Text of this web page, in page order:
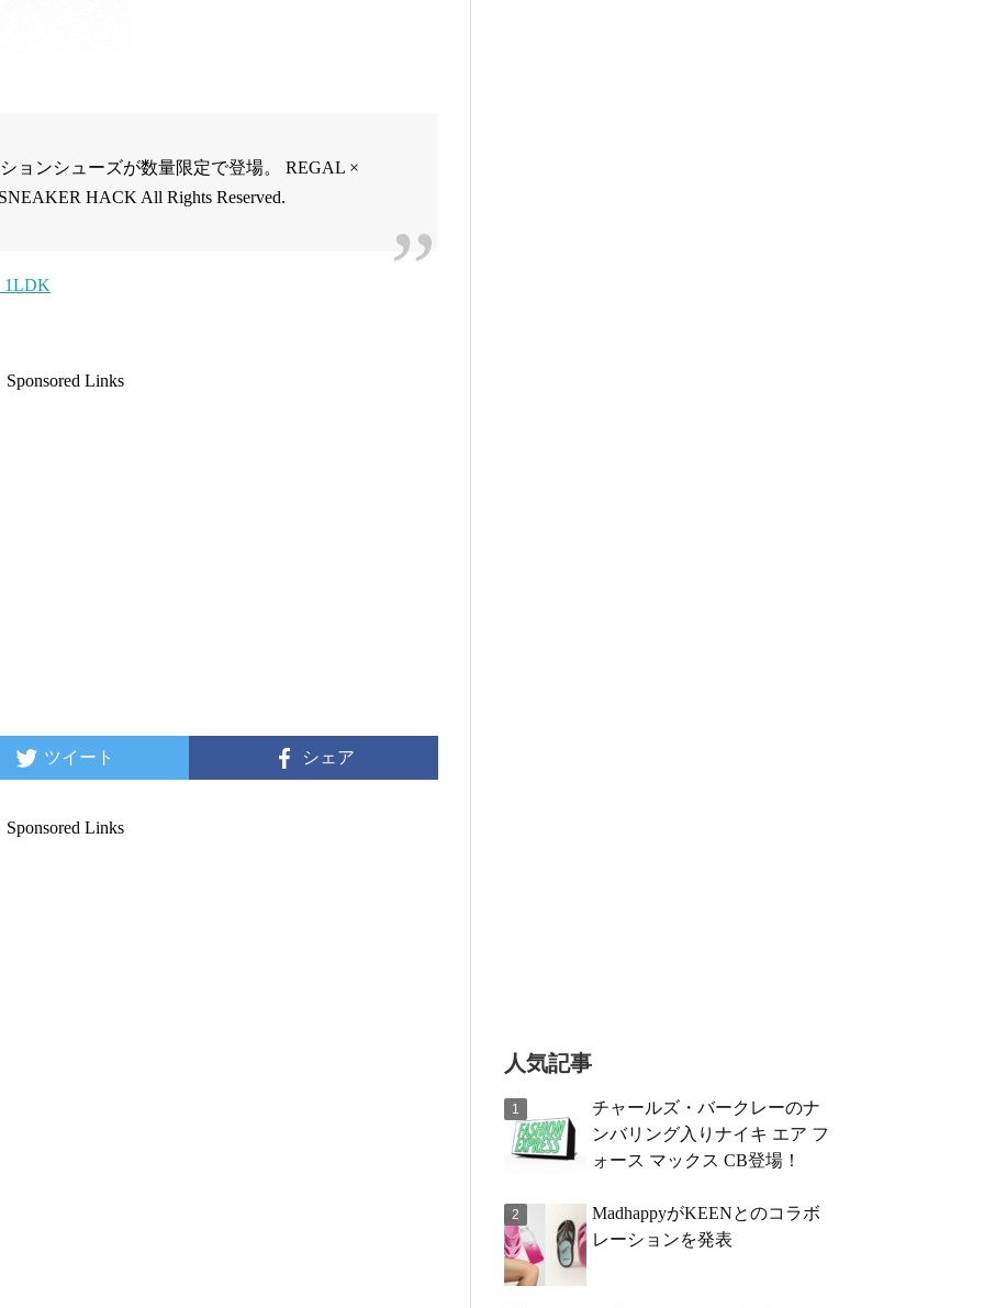
ョンシューズが数量限定で登場。 REGAL ×
HACK All Rights Reserved.
1LDK
Sponsored Links
ツイート シェア
Sponsored Links
人気記事
チャールズ・バークレーのナ
ンバリング入りナイキ エア フ
ォース マックス CB登場！
MadhappyがKEENとのコラボ
レーションを発表